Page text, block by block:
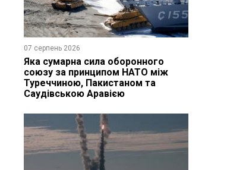
07 серпень 2026
Яка сумарна сила оборонного
союзу за принципом НАТО між
Туреччиною, Пакистаном та
Саудівською Аравією